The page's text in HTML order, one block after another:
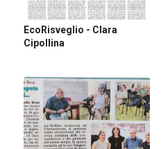
EcoRisveglio - Clara
Cipollina